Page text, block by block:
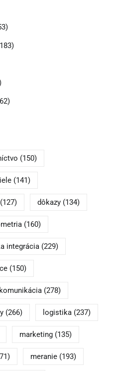
(150)
(141)
dôkazy(134)
(160)
integrácia(229)
(150)
komunikácia(278)
(266) logistika(237)
marketing(135)
meranie(193)